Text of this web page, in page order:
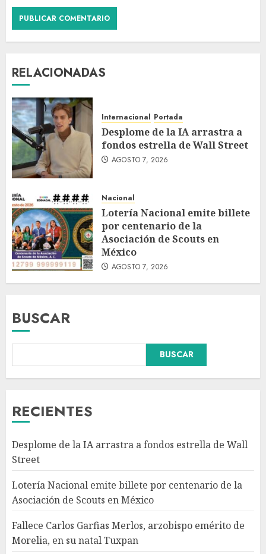
RELACIONADAS
Internacional Portada
Desplome de la IA arrastra a
fondos estrella de Wall Street
AGOSTO 7, 2026
Nacional
Lotería Nacional emite billete
por centenario de la
Asociación de Scouts en
México
AGOSTO 7, 2026
BUSCAR
BUSCAR
RECIENTES
Desplome de la IA arrastra a fondos estrella de Wall
Street
Lotería Nacional emite billete por centenario de la
Asociación de Scouts en México
Fallece Carlos Garfias Merlos, arzobispo emérito de
Morelia, en su natal Tuxpan
3
Fallece Carlos Garfias Merlos,
4
humano evolucionó gracias al
azúcar de la fruta
AGOSTO 7, 2026
EE.UU. amplía revisión de